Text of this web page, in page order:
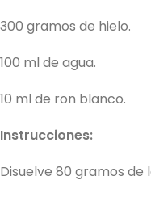
300 gramos de hielo.
100 ml de agua.
10 ml de ron blanco.
Instrucciones:
Disuelve 80 gramos de